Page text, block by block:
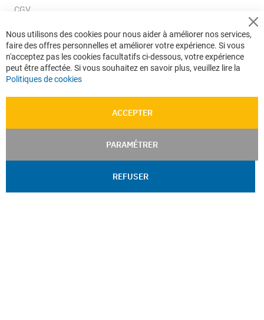
CGV
Données personnelles
Confidentialité
Plan du site
Nous utilisons des cookies pour nous aider à améliorer nos services,
faire des offres personnelles et améliorer votre expérience. Si vous
n'acceptez pas les cookies facultatifs ci-dessous, votre expérience
peut être affectée. Si vous souhaitez en savoir plus, veuillez lire la
Politiques de cookies
ACCEPTER
PARAMÉTRER
REFUSER